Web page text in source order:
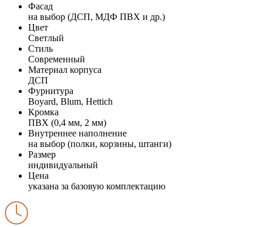
Фасад
на выбор (ДСП, МДФ ПВХ и др.)
Цвет
Светлый
Стиль
Современный
Материал корпуса
ДСП
Фурнитура
Boyard, Blum, Hettich
Кромка
ПВХ (0,4 мм, 2 мм)
Внутреннее наполнение
на выбор (полки, корзины, штанги)
Размер
индивидуальный
Цена
указана за базовую комплектацию